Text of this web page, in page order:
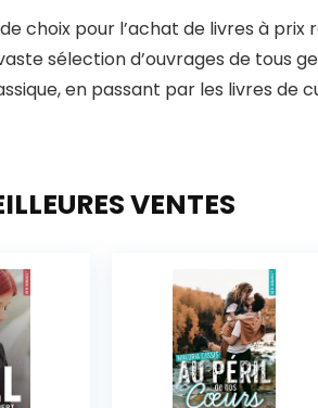
choix pour l’achat de livres à prix
sélection d’ouvrages de tous
en passant par les livres de
VENTES